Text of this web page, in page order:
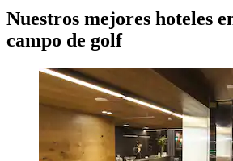
Nuestros mejores hoteles
campo de golf